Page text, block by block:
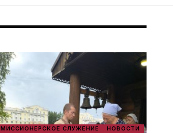
МИССИОНЕРСКОЕ СЛУЖЕНИЕ
НОВОСТИ